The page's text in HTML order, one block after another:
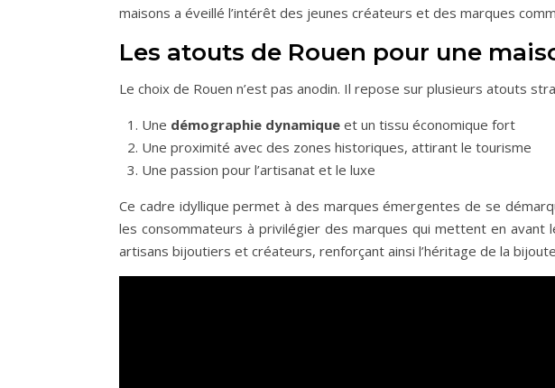
maisons a éveillé l’intérêt des jeunes créateurs et des marques
Les atouts de Rouen pour une
Le choix de Rouen n’est pas anodin. Il repose sur plusieurs atouts
Une démographie dynamique et un tissu économique fort
Une proximité avec des zones historiques, attirant le tourisme
Une passion pour l’artisanat et le luxe
Ce cadre idyllique permet à des marques émergentes de se
les consommateurs à privilégier des marques qui mettent en
artisans bijoutiers et créateurs, renforçant ainsi l’héritage de la